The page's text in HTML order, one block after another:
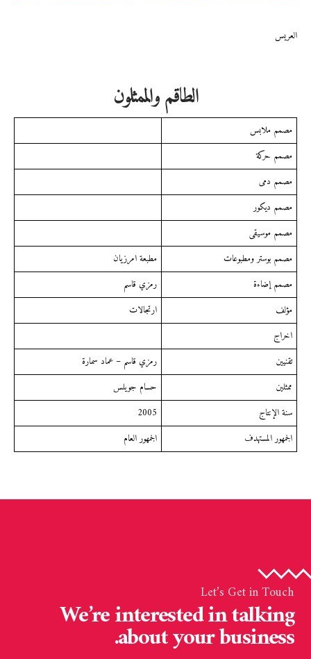
العريس
الطاقم والممثلون
مصمم ملابس
مصمم حركة
مصمم دمى
مصمم ديكور
مصمم موسيقى
مصمم بوستر ومطبوعات
مطبعة امرزيان
مصمم إضاءة
رمزي قاسم
مؤلف
ارتجالات
اخراج
تقنيين
رمزي قاسم – عماد سمارة
ممثلين
حسام جويلس
سنة الإنتاج
2005
الجمهور المستهدف
الجمهور العام
Let’s Get in Touch
We’re interested in talking
about your business.